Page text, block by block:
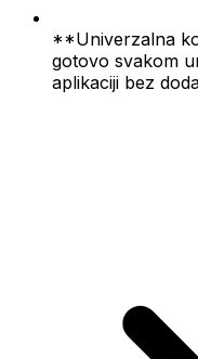
**Univerzalna
gotovo svakom
aplikaciji bez